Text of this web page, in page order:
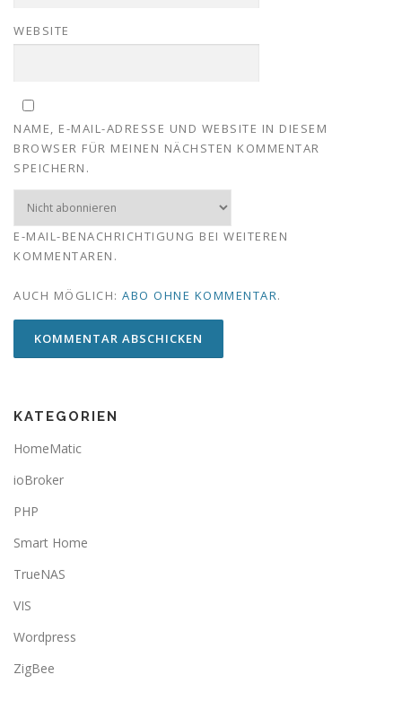
WEBSITE
NAME, E-MAIL-ADRESSE UND WEBSITE IN DIESEM
BROWSER FÜR MEINEN NÄCHSTEN KOMMENTAR
SPEICHERN.
E-MAIL-BENACHRICHTIGUNG BEI WEITEREN
KOMMENTAREN.
AUCH MÖGLICH: ABO OHNE KOMMENTAR.
KATEGORIEN
HomeMatic
ioBroker
PHP
Smart Home
TrueNAS
VIS
Wordpress
ZigBee